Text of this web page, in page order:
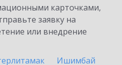
карточками,
заявку на
или внедрение
Ишимбай